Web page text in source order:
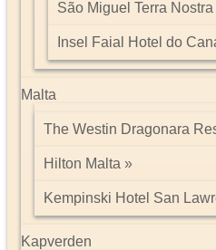
São Miguel Terra
Insel Faial Hotel do
Malta
The Westin Dragonara
Hilton Malta
Kempinski Hotel San
Kapverden